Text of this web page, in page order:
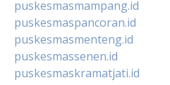
puskesmasmampang.id
puskesmaspancoran.id
puskesmasmenteng.id
puskesmassenen.id
puskesmaskramatjati.id